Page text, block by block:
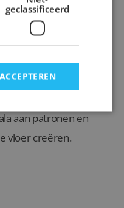
van een strak en
vloeren bieden het
Dit patroon geeft
aan patronen en
vloer creëren.
geclassificeerd